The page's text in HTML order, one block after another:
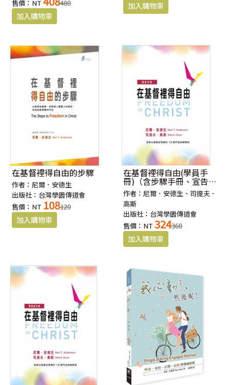
售價：NT 480
在基督裡得自由的步驟
作者：尼爾．安德生
出版社：台灣學園傳道會
售價：NT 108120
在基督裡得自由(學員手
冊)（含步驟手冊、宣告
單）
作者：尼爾．安德生、司提夫．
高斯
出版社：台灣學園傳道會
售價：NT 324360